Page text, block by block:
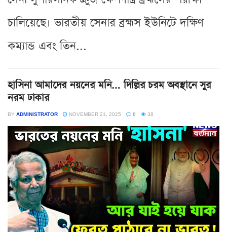
চালিয়েছে। ভারতীয় সেনার ব্রহ্মস ইউনিটে দক্ষিণ
কম্যান্ড এবং তিন...
হাসিনা আমাদের নয়নের মনি… দিল্লির চরম অবস্থানে সুর
নরম ঢাকার
BY ADMINISTRATOR NOVEMBER 21, 2025 0 38